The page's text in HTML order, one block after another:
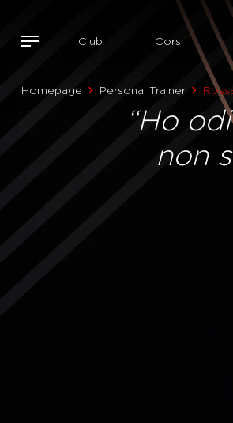
Club Corsi
Homepage Personal Trainer
“Ho
non